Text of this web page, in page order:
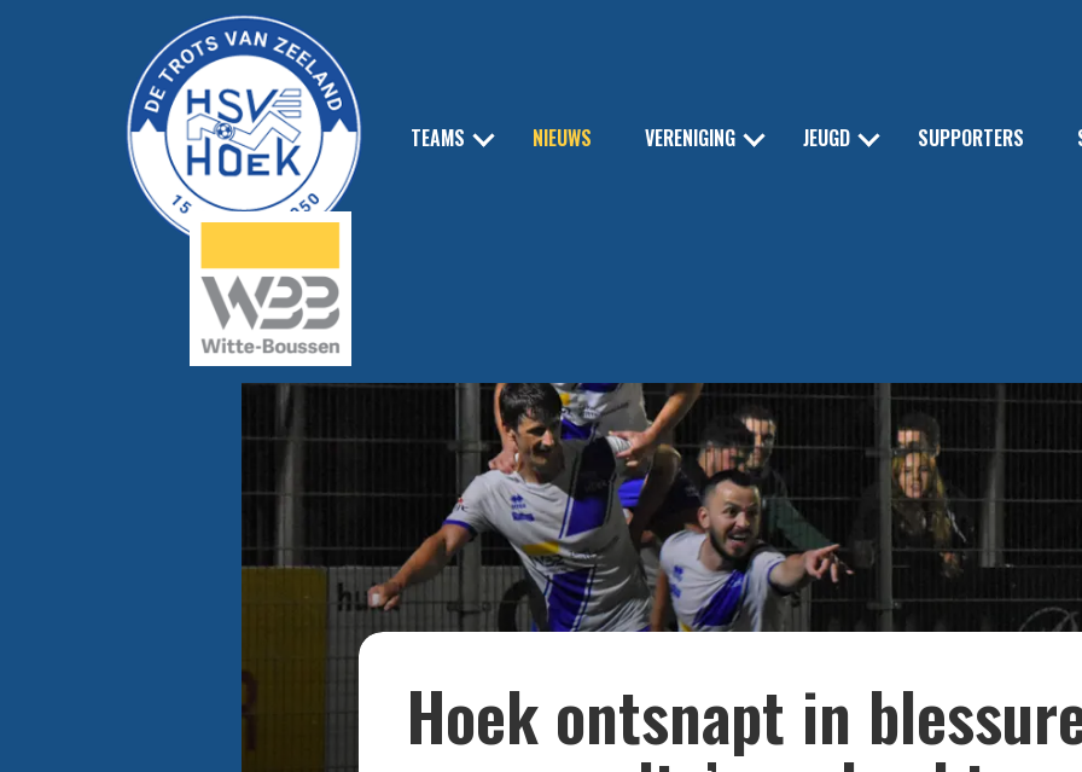
TEAMS NIEUWS VERENIGING JEUGD SUPPORTERS
Hoek ontsnapt in